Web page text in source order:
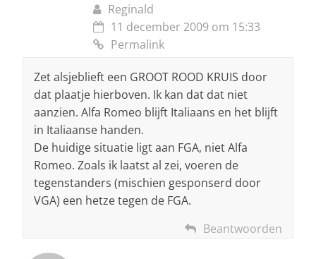
Reginald
11 december 2009 om 15:33
Permalink
Zet alsjeblieft een GROOT ROOD KRUIS door
dat plaatje hierboven. Ik kan dat dat niet
aanzien. Alfa Romeo blijft Italiaans en het blijft
in Italiaanse handen.
De huidige situatie ligt aan FGA, niet Alfa
Romeo. Zoals ik laatst al zei, voeren de
tegenstanders (mischien gesponserd door
VGA) een hetze tegen de FGA.
Beantwoorden